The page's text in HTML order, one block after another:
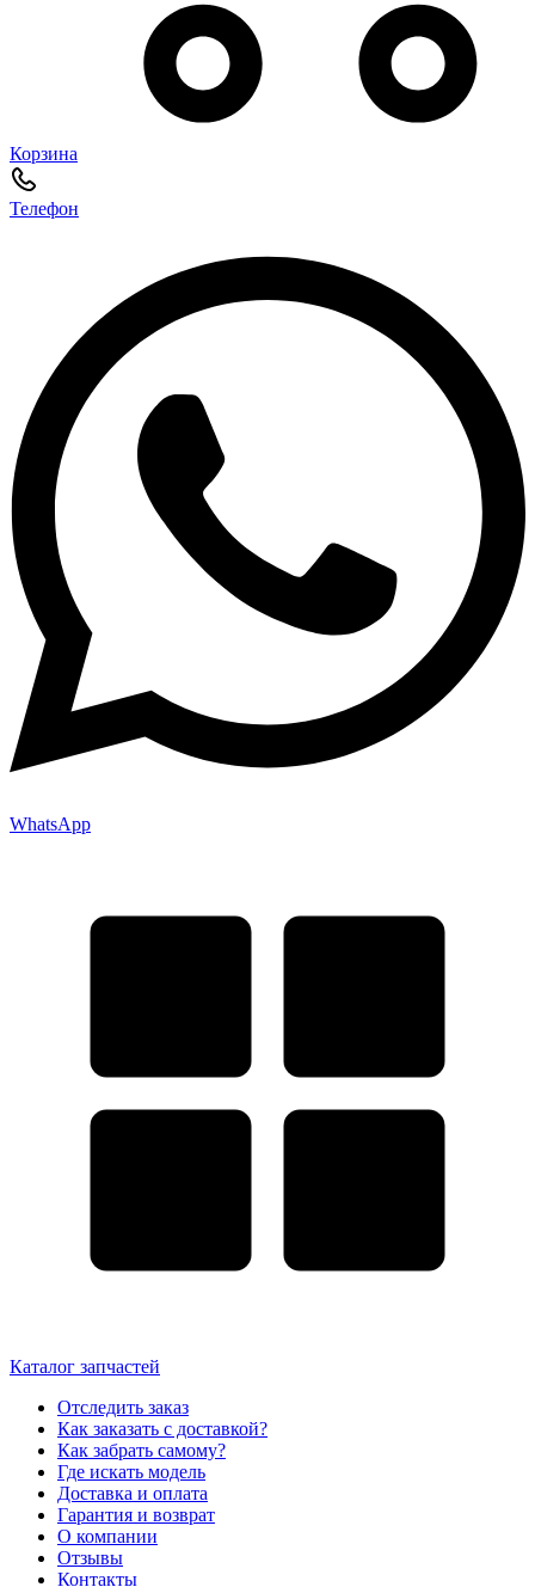
Корзина
Телефон
WhatsApp
Каталог запчастей
Отследить заказ
Как заказать с доставкой?
Как забрать самому?
Где искать модель
Доставка и оплата
Гарантия и возврат
О компании
Отзывы
Контакты